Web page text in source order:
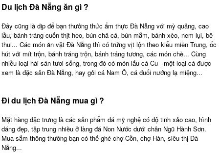
Du lịch Đà Nẵng ăn gì ?
Đây cũng là dịp để bạn thưởng thức ẩm thực Đà Nẵng với mỳ quảng, cao
lầu, bánh tráng cuốn thịt heo, bún chả cá, bún mắm, bánh xèo, nem lụi, bê
thui... Các món ăn vặt Đà Nẵng thì có trứng vịt lộn theo kiểu miền Trung, ốc
hút với mít trộn, bánh tráng trộn, bánh tráng tương, các món chè... Cùng
nhiều loại hải sản tươi sống, trong đó có món lẩu cá Cu - một loại cá được
xem là đặc sản Đà Nẵng, hay gỏi cá Nam Ô, cá đuối nướng lạ miệng...
Đi du lịch Đà Nẵng mua gì ?
Mặt hàng đặc trưng là các sản phẩm đá mỹ nghệ có độ tinh xảo cao, hình
dáng đẹp, tập trung nhiều ở làng đá Non Nước dưới chân Ngũ Hành Sơn.
Mua sắm thông thường bạn có thể ghé chợ Cồn, chợ Hàn, siêu thị Đà
Nẵng...